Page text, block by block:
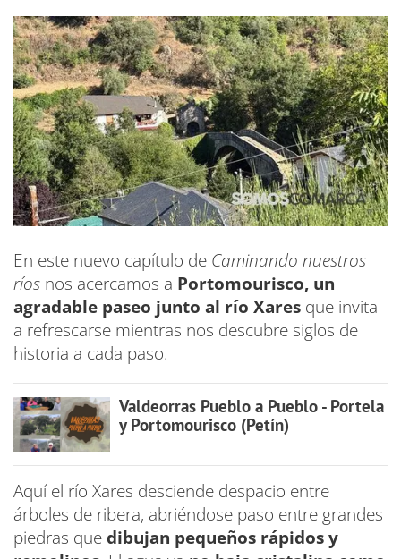
En este nuevo capítulo de Caminando nuestros
ríos nos acercamos a Portomourisco, un
agradable paseo junto al río Xares que invita
a refrescarse mientras nos descubre siglos de
historia a cada paso.
Valdeorras Pueblo a Pueblo - Portela
y Portomourisco (Petín)
Aquí el río Xares desciende despacio entre
árboles de ribera, abriéndose paso entre grandes
piedras que dibujan pequeños rápidos y